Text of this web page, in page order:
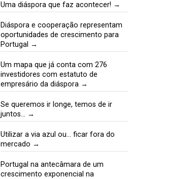
Uma diáspora que faz acontecer! →
Diáspora e cooperação representam
oportunidades de crescimento para
Portugal →
Um mapa que já conta com 276
investidores com estatuto de
empresário da diáspora →
Se queremos ir longe, temos de ir
juntos… →
Utilizar a via azul ou… ficar fora do
mercado →
Portugal na antecâmara de um
crescimento exponencial na